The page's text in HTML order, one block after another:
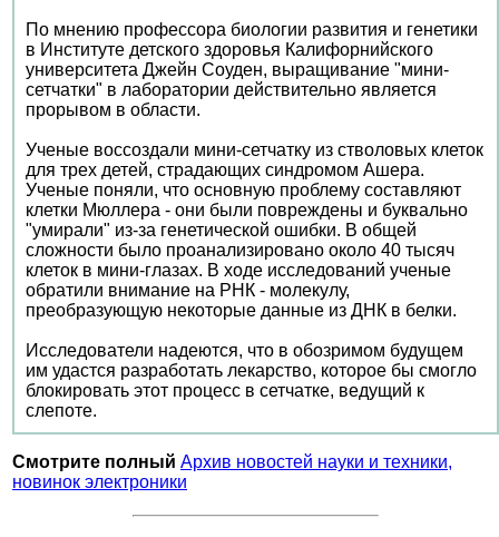
По мнению профессора биологии развития и генетики
в Институте детского здоровья Калифорнийского
университета Джейн Соуден, выращивание "мини-
сетчатки" в лаборатории действительно является
прорывом в области.
Ученые воссоздали мини-сетчатку из стволовых клеток
для трех детей, страдающих синдромом Ашера.
Ученые поняли, что основную проблему составляют
клетки Мюллера - они были повреждены и буквально
"умирали" из-за генетической ошибки. В общей
сложности было проанализировано около 40 тысяч
клеток в мини-глазах. В ходе исследований ученые
обратили внимание на РНК - молекулу,
преобразующую некоторые данные из ДНК в белки.
Исследователи надеются, что в обозримом будущем
им удастся разработать лекарство, которое бы смогло
блокировать этот процесс в сетчатке, ведущий к
слепоте.
Смотрите полный Архив новостей науки и техники,
новинок электроники